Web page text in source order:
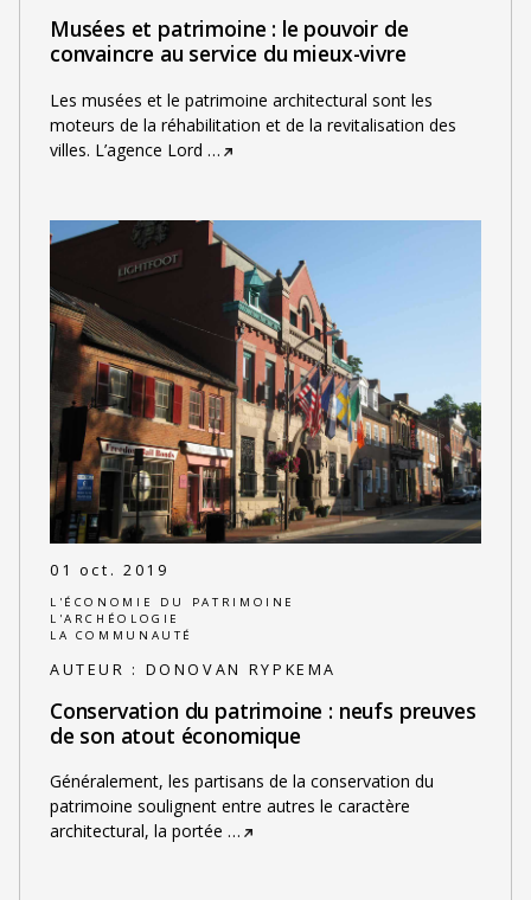
Musées et patrimoine : le pouvoir de
convaincre au service du mieux-vivre
Les musées et le patrimoine architectural sont les
moteurs de la réhabilitation et de la revitalisation des
villes. L’agence Lord …
01 oct. 2019
L'ÉCONOMIE DU PATRIMOINE
L'ARCHÉOLOGIE
LA COMMUNAUTÉ
AUTEUR : DONOVAN RYPKEMA
Conservation du patrimoine : neufs preuves
de son atout économique
Généralement, les partisans de la conservation du
patrimoine soulignent entre autres le caractère
architectural, la portée …